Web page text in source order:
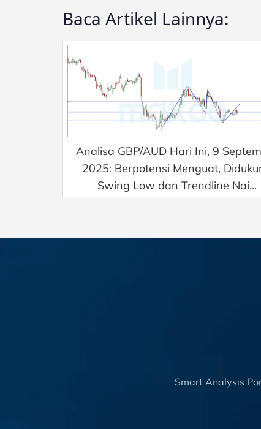
Baca Artikel Lainnya:
Analisa GBP/AUD Hari Ini, 9
2025: Berpotensi Menguat,
Swing Low dan Trendline Nai...
Smart Analysis